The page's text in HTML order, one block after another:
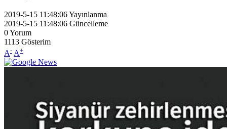
2019-5-15 11:48:06Yayınlanma
2019-5-15 11:48:06 Güncelleme
0Yorum
1113 Gösterim
A- A+